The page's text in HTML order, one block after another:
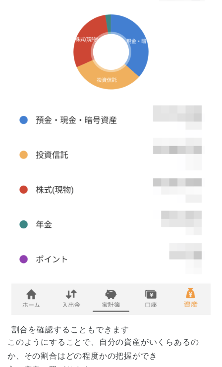
割合を確認することもできます
このようにすることで、自分の資産がいくらあるの
か、その割合はどの程度かの把握ができ